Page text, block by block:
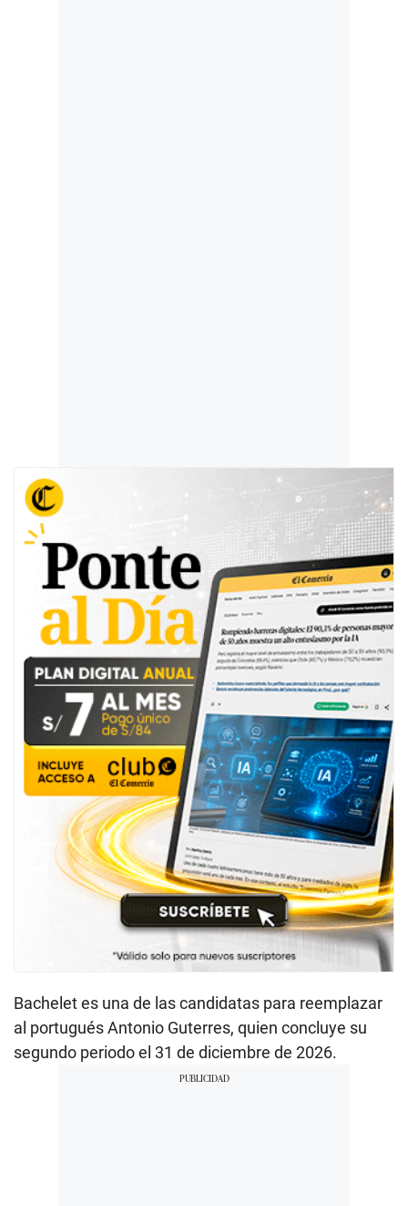
Bachelet es una de las candidatas para reemplazar
al portugués Antonio Guterres, quien concluye su
segundo periodo el 31 de diciembre de 2026.